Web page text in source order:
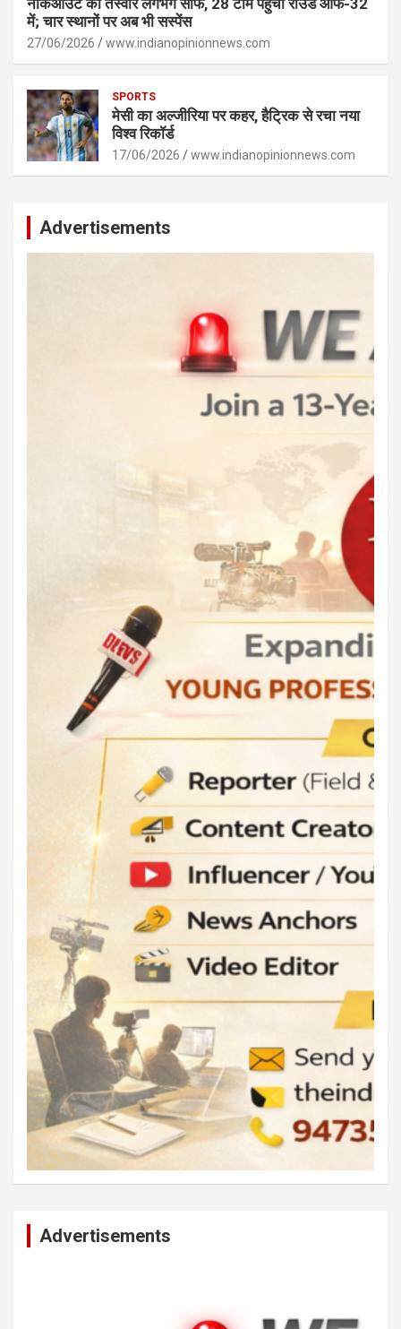
में; चार स्थानों पर अब भी सस्पेंस
27/06/2026 www.indianopinionnews.com
SPORTS
मेसी का अल्जीरिया पर कहर, हैट्रिक से रचा नया
विश्व रिकॉर्ड
17/06/2026 www.indianopinionnews.com
Advertisements
Advertisements